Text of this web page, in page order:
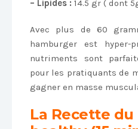
– Lipides : 14.5 gr ( dont
Avec plus de 60
hamburger est hyper-
nutriments sont
pour les pratiquants de
gagner en masse
La Recette du